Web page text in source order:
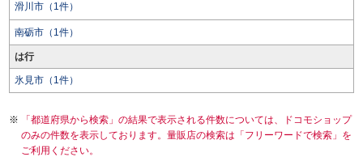
滑川市（1件）
南砺市（1件）
は行
氷見市（1件）
「都道府県から検索」の結果で表示される件数については、ドコモショップ
のみの件数を表示しております。量販店の検索は「フリーワードで検索」を
ご利用ください。